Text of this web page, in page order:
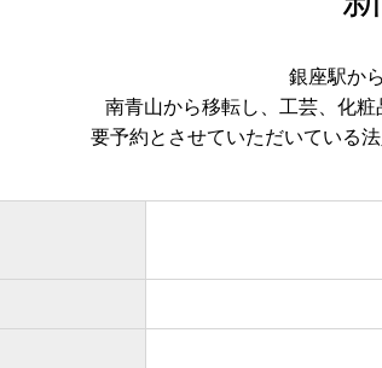
銀座駅か
南青山から移転し、工芸、化
要予約とさせていただいている